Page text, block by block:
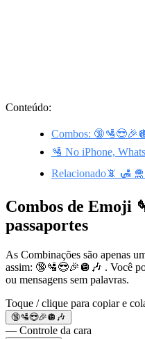
Conteúdo:
Combos:
🛂 No iPhone,
Relacionado📵 🛃
Combos de Emoji
passaportes
As Combinações são apenas
assim: 🔞🛂😎🎉🪩🎶 . Você
ou mensagens sem palavras.
Toque / clique para copiar e
🔞🛂😎🎉🪩🎶
— Controle da cara